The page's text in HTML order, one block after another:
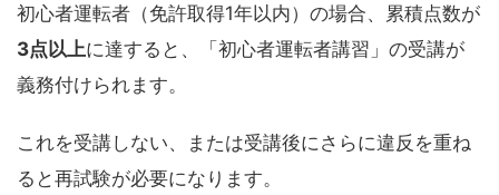
初心者運転者（免許取得1年以内）の場合、累積点数が
3点以上に達すると、「初心者運転者講習」の受講が
義務付けられます。
これを受講しない、または受講後にさらに違反を重ね
ると再試験が必要になります。